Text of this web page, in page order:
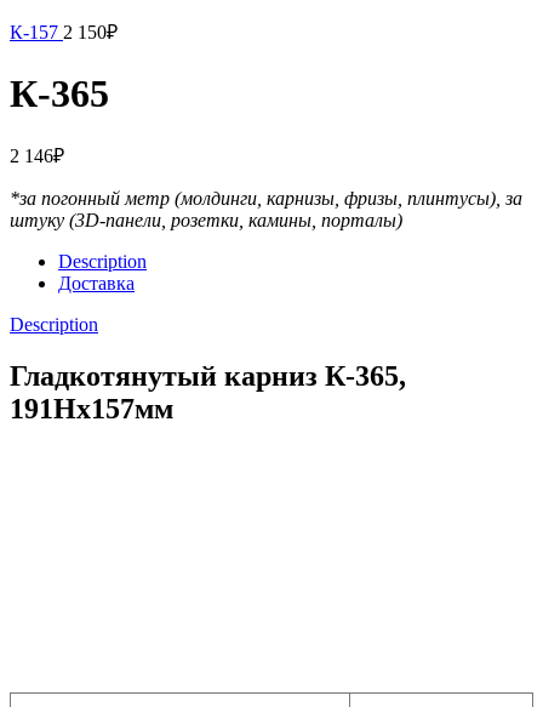
К-157 2 150₽
К-365
2 146₽
*за погонный метр (молдинги, карнизы, фризы, плинтусы), за
штуку (3D-панели, розетки, камины, порталы)
Description
Доставка
Description
Гладкотянутый карниз К-365,
191Hx157мм